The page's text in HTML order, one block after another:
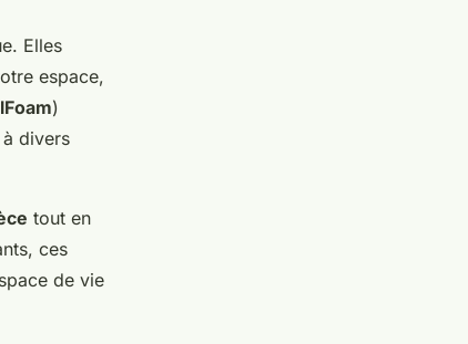
Elles
espace,
)
divers
tout en
ces
de vie